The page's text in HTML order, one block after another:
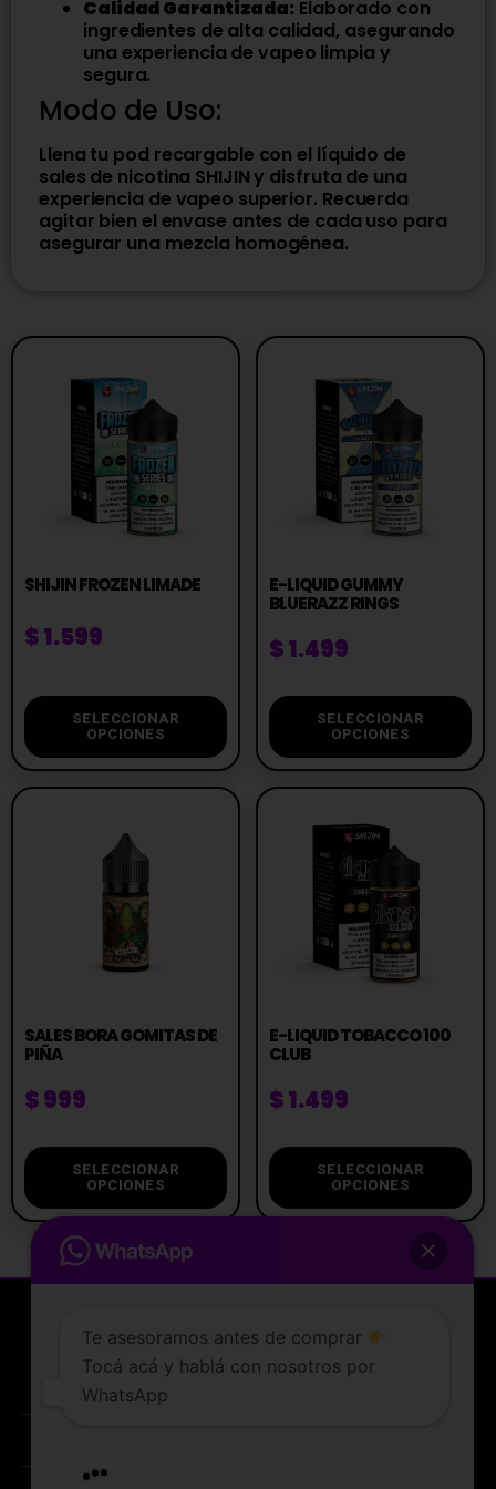
Calidad Garantizada: Elaborado con
ingredientes de alta calidad, asegurando
una experiencia de vapeo limpia y
segura.
Modo de Uso:
Llena tu pod recargable con el líquido de
sales de nicotina SHIJIN y disfruta de una
experiencia de vapeo superior. Recuerda
agitar bien el envase antes de cada uso para
asegurar una mezcla homogénea.
SHIJIN FROZEN LIMADE
$1.599
SELECCIONAR
OPCIONES
E-LIQUID GUMMY
BLUERAZZ RINGS
$1.499
SELECCIONAR
OPCIONES
SALES BORA GOMITAS DE
PIÑA
$999
SELECCIONAR
OPCIONES
E-LIQUID TOBACCO 100
CLUB
$1.499
SELECCIONAR
OPCIONES
La tienda de vapeo mejor valorada de Uruguay.
Te asesoramos antes de comprar
Tocá acá y hablá con nosotros por
WhatsApp
Entregamos en el dia